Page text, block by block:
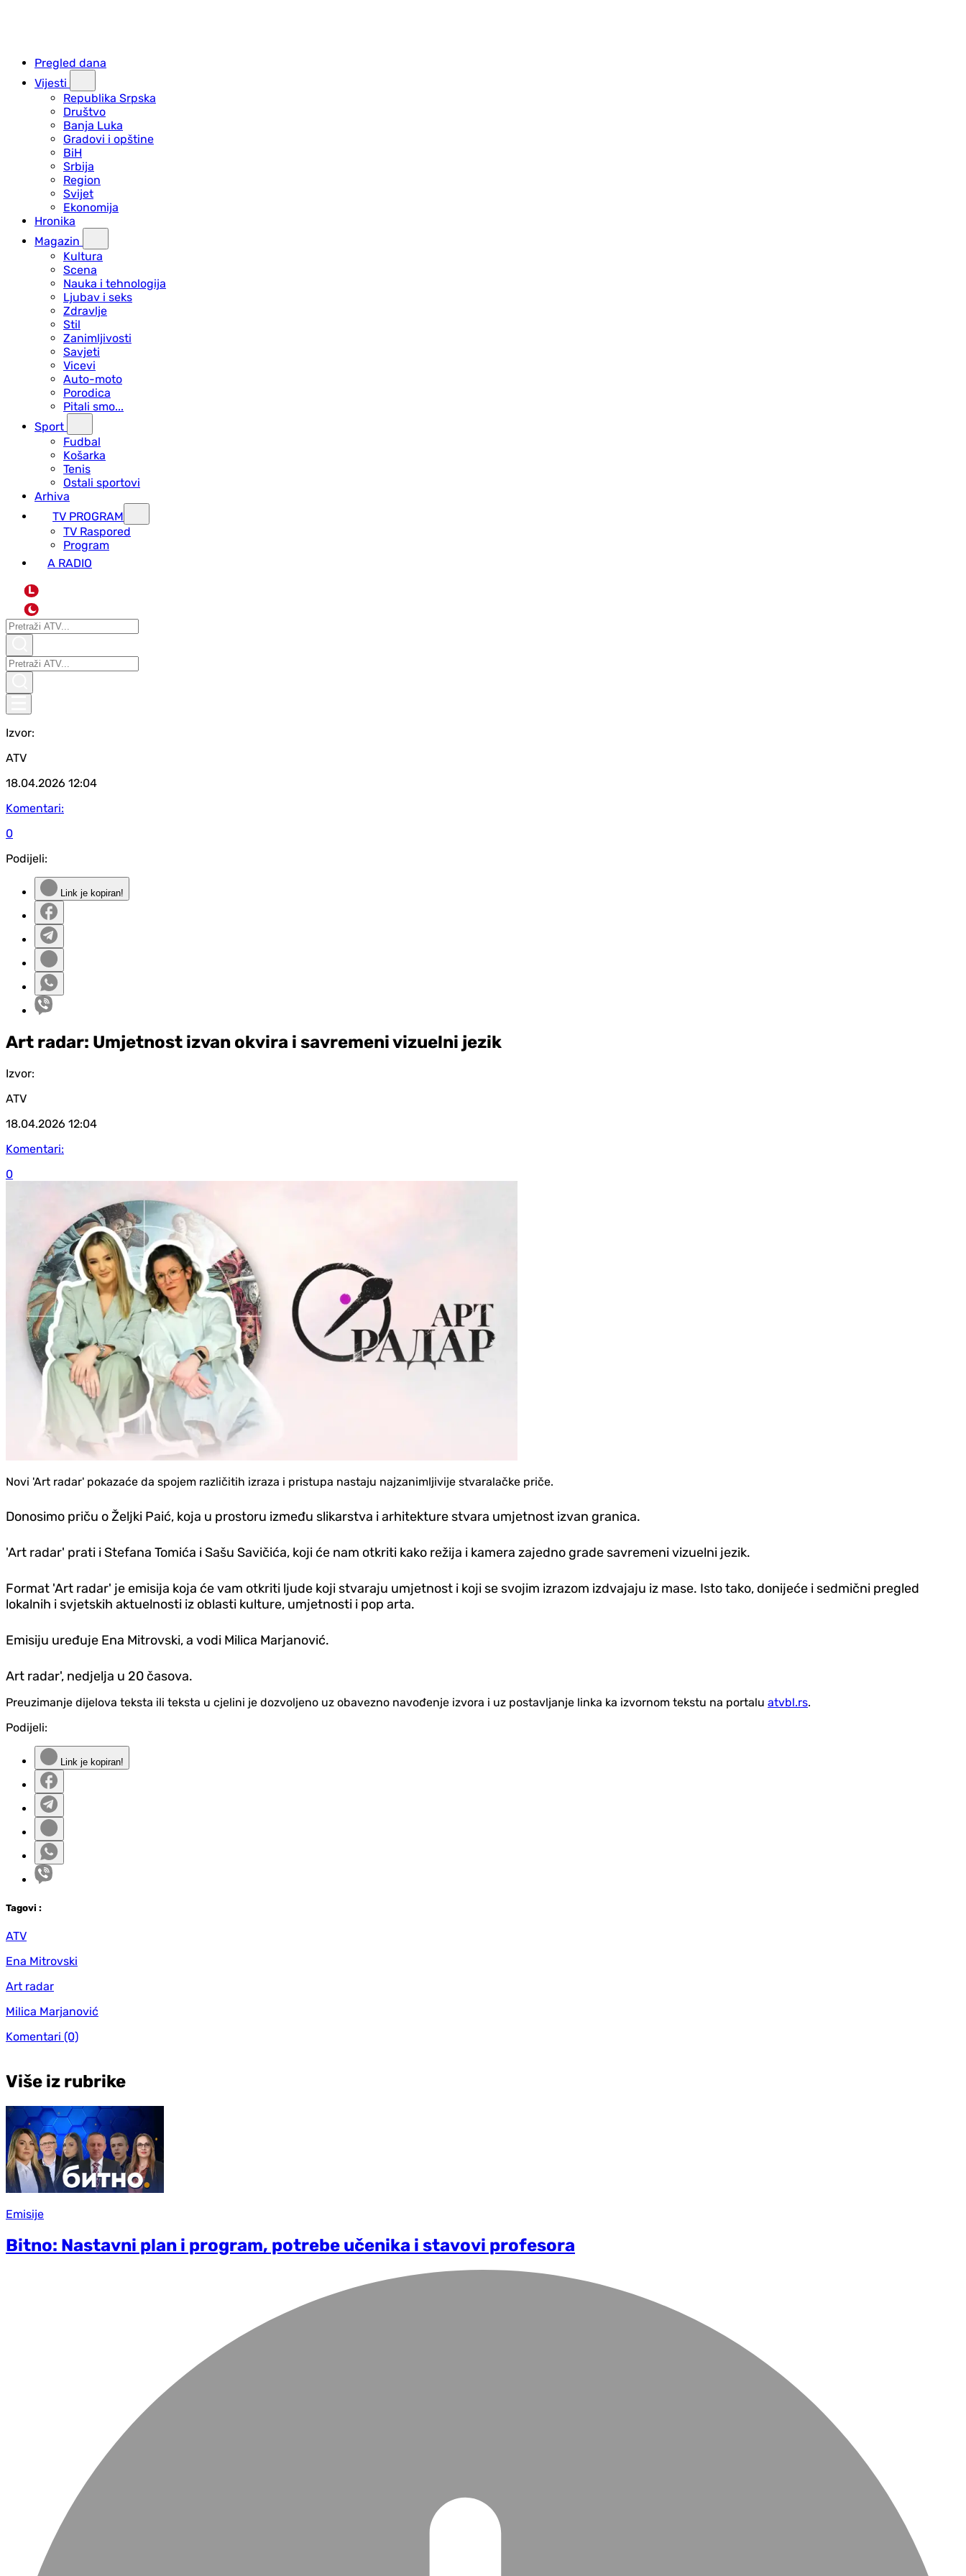
Pregled dana
Vijesti
Republika Srpska
Društvo
Banja Luka
Gradovi i opštine
BiH
Srbija
Region
Svijet
Ekonomija
Hronika
Magazin
Kultura
Scena
Nauka i tehnologija
Ljubav i seks
Zdravlje
Stil
Zanimljivosti
Savjeti
Vicevi
Auto-moto
Porodica
Pitali smo...
Sport
Fudbal
Košarka
Tenis
Ostali sportovi
Arhiva
TV PROGRAM
ТV Raspored
Program
A RADIO
L
Izvor:
ATV
18.04.2026 12:04
Komentari:
0
Podijeli:
Link je kopiran!
Art radar: Umjetnost izvan okvira i savremeni vizuelni jezik
Izvor:
ATV
18.04.2026 12:04
Komentari:
0
Novi 'Art radar' pokazaće da spojem različitih izraza i pristupa nastaju najzanimljivije stvaralačke priče.
Donosimo priču o Željki Paić, koja u prostoru između slikarstva i arhitekture stvara umjetnost izvan granica.
'Art radar' prati i Stefana Tomića i Sašu Savičića, koji će nam otkriti kako režija i kamera zajedno grade savremeni vizuelni jezik.
Format 'Art radar' je emisija koja će vam otkriti ljude koji stvaraju umjetnost i koji se svojim izrazom izdvajaju iz mase. Isto tako, donijeće i sedmični pregled
lokalnih i svjetskih aktuelnosti iz oblasti kulture, umjetnosti i pop arta.
Emisiju uređuje Ena Mitrovski, a vodi Milica Marjanović.
Art radar', nedjelja u 20 časova.
Preuzimanje dijelova teksta ili teksta u cjelini je dozvoljeno uz obavezno navođenje izvora i uz postavljanje linka ka izvornom tekstu na portalu atvbl.rs.
Podijeli:
Link je kopiran!
Tagovi :
ATV
Ena Mitrovski
Art radar
Milica Marjanović
Komentari (0)
Više iz rubrike
Emisije
Bitno: Nastavni plan i program, potrebe učenika i stavovi profesora